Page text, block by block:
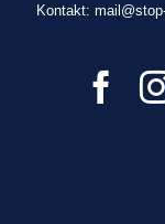
Kontakt: